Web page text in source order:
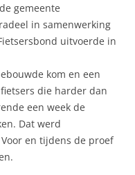
gemeente
in samenwerking
uitvoerde in
kom en een
die harder dan
een week de
Dat werd
en tijdens de proef